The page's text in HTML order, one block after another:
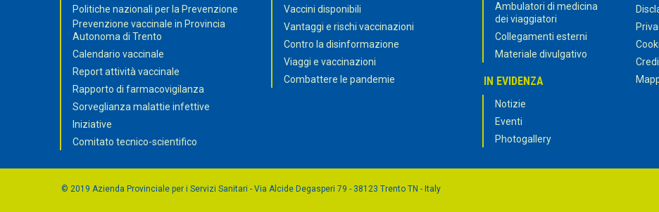
Politiche nazionali per la Prevenzione
Prevenzione vaccinale in Provincia
Autonoma di Trento
Calendario vaccinale
Report attività vaccinale
Rapporto di farmacovigilanza
Sorveglianza malattie infettive
Iniziative
Comitato tecnico-scientifico
Vaccini disponibili
Vantaggi e rischi vaccinazioni
Contro la disinformazione
Viaggi e vaccinazioni
Combattere le pandemie
Ambulatori di medicina
dei viaggiatori
Collegamenti esterni
Materiale divulgativo
IN EVIDENZA
Notizie
Eventi
Photogallery
© 2019 Azienda Provinciale per i Servizi Sanitari - Via Alcide Degasperi 79 - 38123 Trento TN - Italy